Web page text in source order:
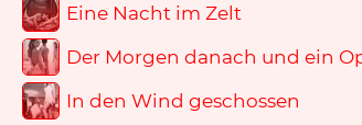
Eine Nacht im Zelt
Der Morgen danach und ein
In den Wind geschossen